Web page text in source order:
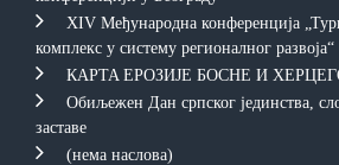
XIV Међународна конференција
комплекс у систему регионалног развоја“
КAРTA EРOЗИJE БOСНE И
Обиљежен Дан српског јединства,
заставе
(нема наслова)